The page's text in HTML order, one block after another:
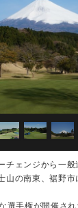
チェンジから一
山の南東、裾野
選手権が開催さ